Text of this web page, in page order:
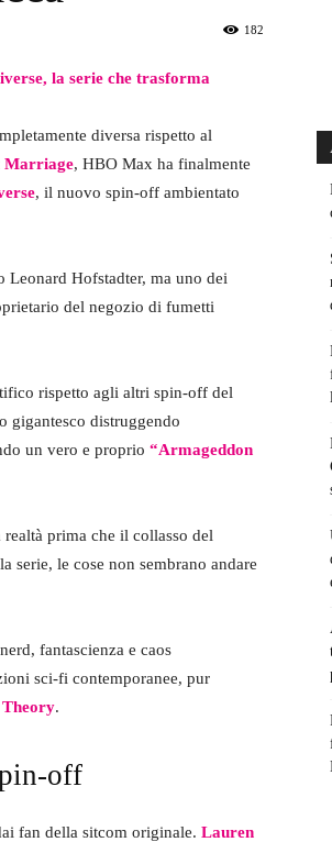
182
la serie che trasforma
diversa rispetto al
Marriage, HBO Max ha finalmente
, il nuovo spin-off ambientato
Leonard Hofstadter, ma uno dei
del negozio di fumetti
rispetto agli altri spin-off del
gigantesco distruggendo
un vero e proprio “Armageddon
prima che il collasso del
serie, le cose non sembrano andare
fantascienza e caos
sci-fi contemporanee, pur
Theory.
off
fan della sitcom originale. Lauren